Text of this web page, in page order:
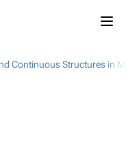
Continuous Structures in